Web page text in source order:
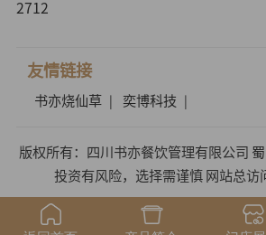
2712
友情链接
书亦烧仙草 奕博科技
版权所有：四川书亦餐饮管理有限公司
投资有风险，选择需谨慎 网站总访